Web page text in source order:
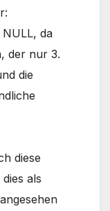
da
der nur 3.
die
diese
als